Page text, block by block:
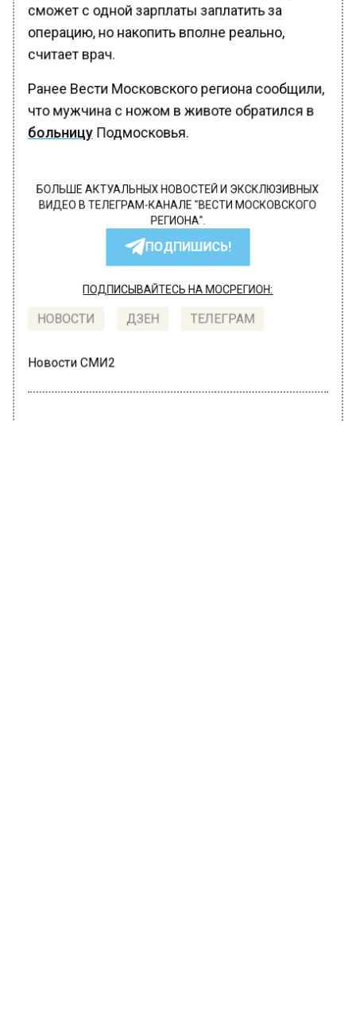
сможет с одной зарплаты заплатить за
операцию, но накопить вполне реально,
считает врач.
Ранее Вести Московского региона сообщили,
что мужчина с ножом в животе обратился в
больницуПодмосковья.
БОЛЬШЕ АКТУАЛЬНЫХ НОВОСТЕЙ И ЭКСКЛЮЗИВНЫХ
ВИДЕО В ТЕЛЕГРАМ-КАНАЛЕ "ВЕСТИ МОСКОВСКОГО
РЕГИОНА".
ПОДПИШИСЬ!
ПОДПИСЫВАЙТЕСЬ НА МОСРЕГИОН:
НОВОСТИ ДЗЕН ТЕЛЕГРАМ
Новости СМИ2